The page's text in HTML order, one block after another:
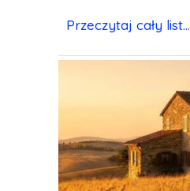
Przeczytaj cały list...